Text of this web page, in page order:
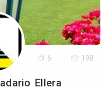
Ellera
6 198